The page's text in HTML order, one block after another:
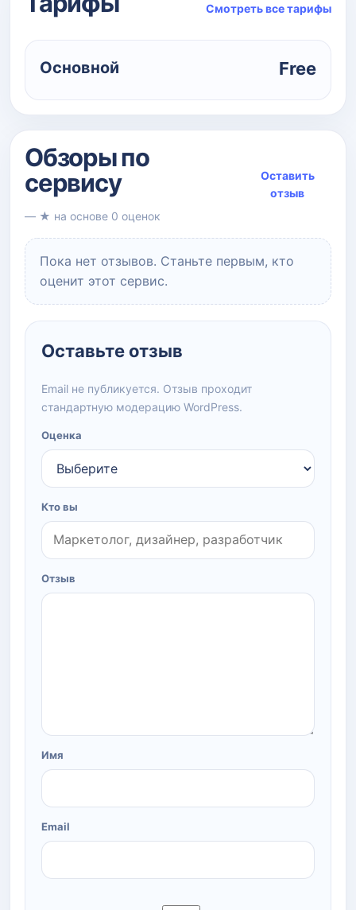
Смотреть все тарифы
Основной Free
Обзоры по
сервису
— ★ на основе 0 оценок
Оставить
отзыв
Пока нет отзывов. Станьте первым, кто
оценит этот сервис.
Оставьте отзыв
Email не публикуется. Отзыв проходит
стандартную модерацию WordPress.
Оценка
Кто вы
Отзыв
Имя
Email